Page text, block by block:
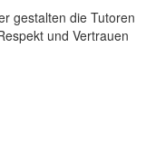
gestalten die Tutoren
und Vertrauen